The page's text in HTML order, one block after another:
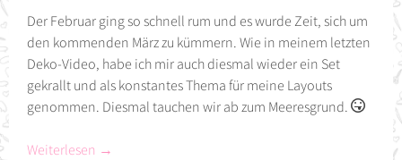
Der Februar ging so schnell rum und es wurde Zeit, sich um
den kommenden März zu kümmern. Wie in meinem letzten
Deko-Video, habe ich mir auch diesmal wieder ein Set
gekrallt und als konstantes Thema für meine Layouts
genommen. Diesmal tauchen wir ab zum Meeresgrund.
Weiterlesen →